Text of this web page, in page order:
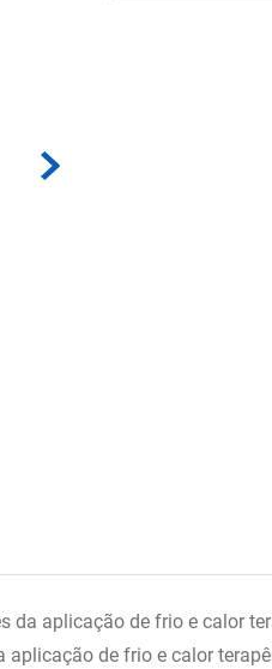
aplicação de frio e calor
de frio e calor